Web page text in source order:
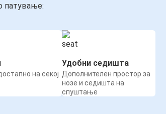
патување:
на секој
Удобни седишта
Дополнителен простор за
нозе и седишта на
спуштање